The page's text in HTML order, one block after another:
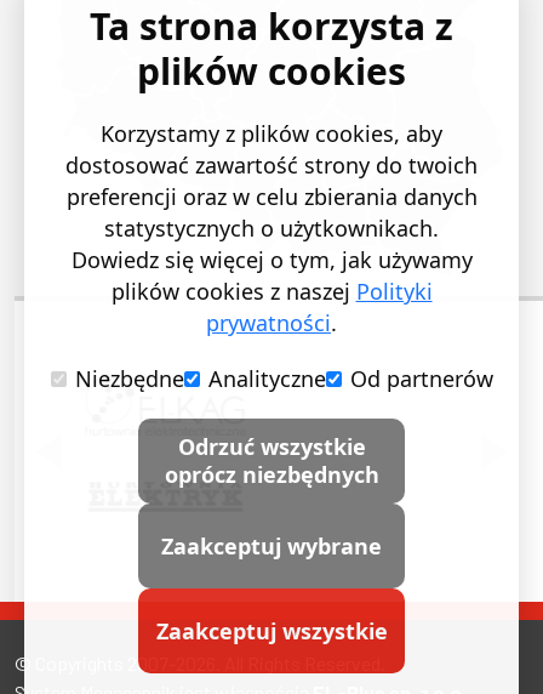
POPRZEDNI SLAJD
© Copyrights 2007-2026. All Rights Reserved.
Ta strona korzysta z
plików cookies
Korzystamy z plików cookies, aby
dostosować zawartość strony do twoich
preferencji oraz w celu zbierania danych
statystycznych o użytkownikach.
Dowiedz się więcej o tym, jak używamy
plików cookies z naszej Polityki
prywatności.
Niezbędne
Analityczne Od partnerów
Odrzuć wszystkie
oprócz niezbędnych
Zaakceptuj wybrane
Zaakceptuj wszystkie